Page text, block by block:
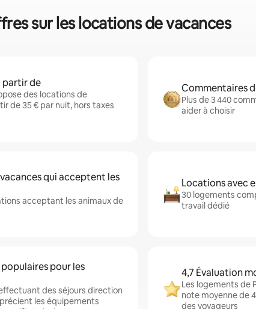
sur les locations de vacances
partir de
des locations de
de 35 € par nuit, hors taxes
Commentaires
Plus de 3 440
aider à choisir
qui acceptent les
acceptant les animaux de
Locations avec
30 logements
travail dédié
pour les
des séjours direction
les équipements
4,7 Évaluation
Les logements de
note moyenne de
des voyageurs